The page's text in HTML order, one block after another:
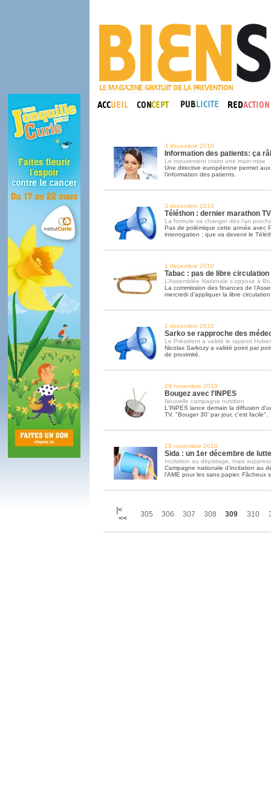
3 decembre 2010
Information des patients: ça
Le mouvement craint une main-mise
Une directive européenne permet
l'information des patients.
3 decembre 2010
Téléthon : dernier marathon
La formule va changer dès l’an
Pas de polémique cette année avec
interrogation : que va devenir le
1 decembre 2010
Tabac : pas de libre circulation
L’Assemblée Nationale s’oppose à
La commission des finances de
mercredi d’appliquer la libre
1 decembre 2010
Sarko se rapproche des
Le Président a validé le rapport
Nicolas Sarkozy a validé point par
de proximité.
29 novembre 2010
Bougez avec l'INPES
Nouvelle campagne nutrition
L'INPES lance demain la diffusion
TV. "Bouger 30' par jour, c'est facile".
29 novembre 2010
Sida : un 1er décembre de lutte
Incitation au dépistage, mais
Campagne nationale d’incitation au
l'AME pour les sans papier. Fâcheux
|<
<<
305 306 307 308 309 310